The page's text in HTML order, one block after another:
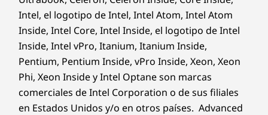
Intel, el logotipo de Intel, Intel Atom, Intel Atom
Inside, Intel Core, Intel Inside, el logotipo de Intel
Inside, Intel vPro, Itanium, Itanium Inside,
Pentium, Pentium Inside, vPro Inside, Xeon, Xeon
Phi, Xeon Inside y Intel Optane son marcas
comerciales de Intel Corporation o de sus filiales
en Estados Unidos y/o en otros países. Advanced